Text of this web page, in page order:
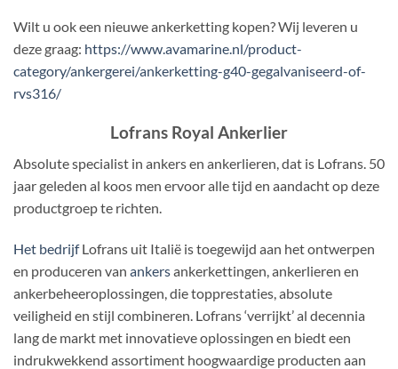
Wilt u ook een nieuwe ankerketting kopen? Wij leveren u
deze graag: https://www.avamarine.nl/product-
category/ankergerei/ankerketting-g40-gegalvaniseerd-of-
rvs316/
Lofrans Royal Ankerlier
Absolute specialist in ankers en ankerlieren, dat is Lofrans. 50
jaar geleden al koos men ervoor alle tijd en aandacht op deze
productgroep te richten.
Het bedrijfLofrans uit Italië is toegewijd aan het ontwerpen
en produceren van ankersankerkettingen, ankerlieren en
ankerbeheeroplossingen, die topprestaties, absolute
veiligheid en stijl combineren. Lofrans ‘verrijkt’ al decennia
lang de markt met innovatieve oplossingen en biedt een
indrukwekkend assortiment hoogwaardige producten aan